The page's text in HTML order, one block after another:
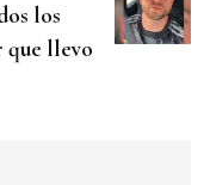
los
que llevo